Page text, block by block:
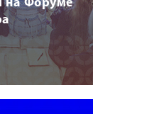
на Форуме